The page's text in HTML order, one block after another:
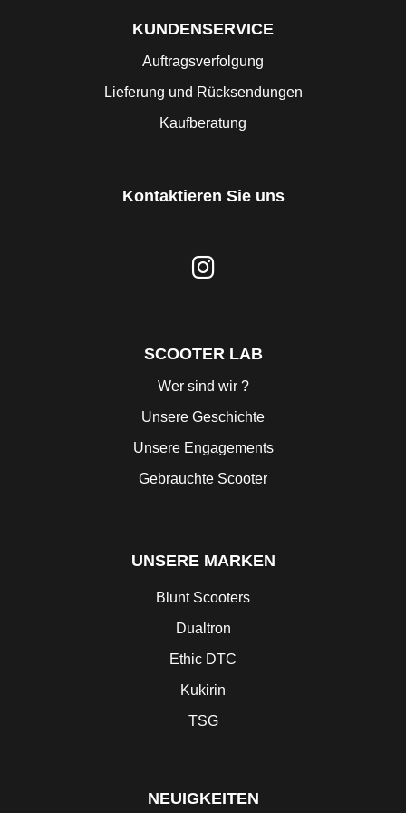
KUNDENSERVICE
Auftragsverfolgung
Lieferung und Rücksendungen
Kaufberatung
Kontaktieren Sie uns
SCOOTER LAB
Wer sind wir ?
Unsere Geschichte
Unsere Engagements
Gebrauchte Scooter
UNSERE MARKEN
Blunt Scooters
Dualtron
Ethic DTC
Kukirin
TSG
NEUIGKEITEN